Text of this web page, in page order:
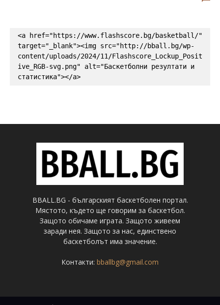
<a href="https://www.flashscore.bg/basketball/"
target="_blank"><img src="http://bball.bg/wp-
content/uploads/2024/11/Flashscore_Lockup_Posit
ive_RGB-svg.png" alt="Баскетболни резултати и
статистика"></a>
BBALL.BG - българският баскетболен портал.
Мястото, където ще говорим за баскетбол.
Защото обичаме играта. Защото живеем
заради нея. Защото за нас, единствено
баскетболът има значение.
Контакти: bballbg@gmail.com